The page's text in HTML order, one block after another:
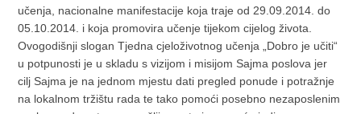
učenja, nacionalne manifestacije koja traje od 29.09.2014. do
05.10.2014. i koja promovira učenje tijekom cijelog života.
Ovogodišnji slogan Tjedna cjeloživotnog učenja „Dobro je učiti“
u potpunosti je u skladu s vizijom i misijom Sajma poslova jer
cilj Sajma je na jednom mjestu dati pregled ponude i potražnje
na lokalnom tržištu rada te tako pomoći posebno nezaposlenim